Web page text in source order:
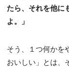
たら、それを他に
よ。」
そう、１つ何かを
おいしい」とは、